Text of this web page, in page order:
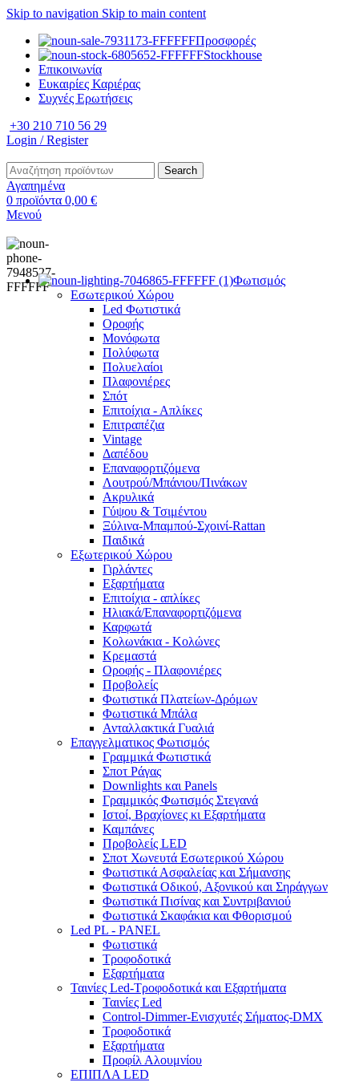
Skip to navigation Skip to main content
Προσφορές
Stockhouse
Επικοινωνία
Ευκαιρίες Καριέρας
Συχνές Ερωτήσεις
+30 210 710 56 29
Login / Register
Search
Αγαπημένα
0 προϊόντα 0,00 €
Μενού
Φωτισμός
Εσωτερικού Χώρου
Led Φωτιστικά
Οροφής
Μονόφωτα
Πολύφωτα
Πολυελαίοι
Πλαφονιέρες
Σπότ
Επιτοίχια - Απλίκες
Επιτραπέζια
Vintage
Δαπέδου
Επαναφορτιζόμενα
Λουτρού/Μπάνιου/Πινάκων
Ακρυλικά
Γύψου & Τσιμέντου
Ξύλινα-Μπαμπού-Σχοινί-Rattan
Παιδικά
Εξωτερικού Χώρου
Γιρλάντες
Εξαρτήματα
Επιτοίχια - απλίκες
Ηλιακά/Επαναφορτιζόμενα
Καρφωτά
Κολωνάκια - Κολώνες
Κρεμαστά
Οροφής - Πλαφονιέρες
Προβολείς
Φωτιστικά Πλατείων-Δρόμων
Φωτιστικά Μπάλα
Ανταλλακτικά Γυαλιά
Επαγγελματικος Φωτισμός
Γραμμικά Φωτιστικά
Σποτ Ράγας
Downlights και Panels
Γραμμικός Φωτισμός Στεγανά
Ιστοί, Βραχίονες κι Εξαρτήματα
Καμπάνες
Προβολείς LED
Σποτ Χωνευτά Εσωτερικού Χώρου
Φωτιστικά Ασφαλείας και Σήμανσης
Φωτιστικά Οδικού, Αξονικού και Σηράγγων
Φωτιστικά Πισίνας και Συντριβανιού
Φωτιστικά Σκαφάκια και Φθορισμού
Led PL - PANEL
Φωτιστικά
Τροφοδοτικά
Εξαρτήματα
Ταινίες Led-Τροφοδοτικά και Εξαρτήματα
Ταινίες Led
Control-Dimmer-Ενισχυτές Σήματος-DMX
Τροφοδοτικά
Εξαρτήματα
Προφίλ Αλουμνίου
ΕΠΙΠΛΑ LED